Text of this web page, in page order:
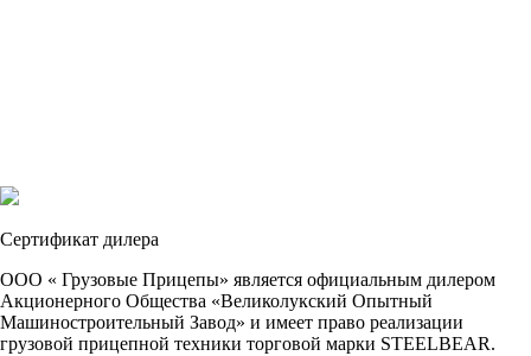
Сертификат дилера
ООО « Грузовые Прицепы» является официальным дилером
Акционерного Общества «Великолукский Опытный
Машиностроительный Завод» и имеет право реализации
грузовой прицепной техники торговой марки STEELBEAR.